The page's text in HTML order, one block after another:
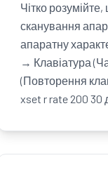
Чітко
сканування
апаратну
→ Клавіатура
(Повторення
xset r rate 200 30